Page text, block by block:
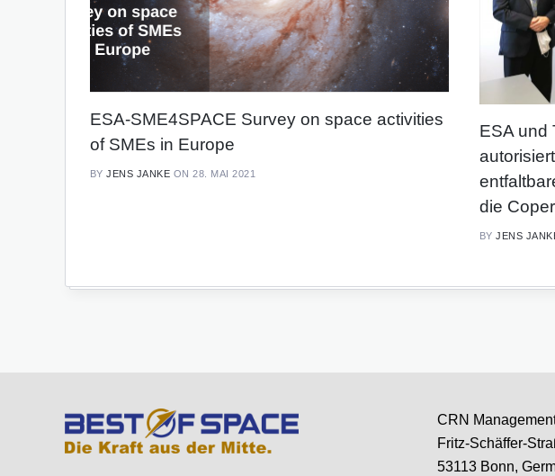
ESA-SME4SPACE Survey on space activities
of SMEs in Europe
BYJENS JANKE ON 28. MAI 2021
ESA und
die
BYJENS
CRN
Fritz-Schäffer-
53113 Bonn,